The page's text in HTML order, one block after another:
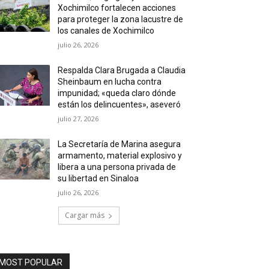
Xochimilco fortalecen acciones
para proteger la zona lacustre de
los canales de Xochimilco
julio 26, 2026
Respalda Clara Brugada a Claudia
Sheinbaum en lucha contra
impunidad; «queda claro dónde
están los delincuentes», aseveró
julio 27, 2026
La Secretaría de Marina asegura
armamento, material explosivo y
libera a una persona privada de
su libertad en Sinaloa
julio 26, 2026
Cargar más
POPULAR